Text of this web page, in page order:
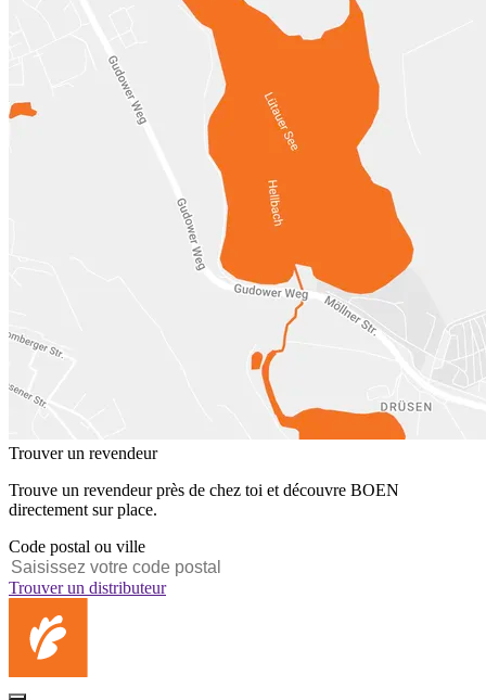
Trouver un revendeur
Trouve un revendeur près de chez toi et découvre BOEN
directement sur place.
Code postal ou ville
Trouver un distributeur